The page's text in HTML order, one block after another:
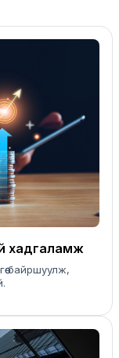
хадгаламж
байршуулж,